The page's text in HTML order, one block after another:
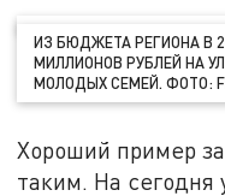
ИЗ БЮДЖЕТА РЕГИОНА В
МИЛЛИОНОВ РУБЛЕЙ НА
МОЛОДЫХ СЕМЕЙ. ФОТО:
Хороший пример
таким. На сегодня